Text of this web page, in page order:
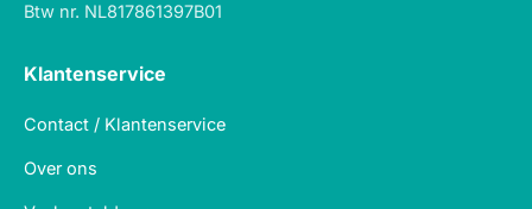
Btw nr. NL817861397B01
Klantenservice
Contact / Klantenservice
Over ons